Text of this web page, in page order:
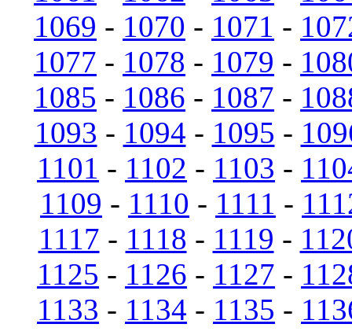
1069 - 1070 - 1071 -
1077 - 1078 - 1079 -
1085 - 1086 - 1087 -
1093 - 1094 - 1095 -
1101 - 1102 - 1103 -
1109 - 1110 - 1111 -
1117 - 1118 - 1119 -
1125 - 1126 - 1127 -
1133 - 1134 - 1135 -